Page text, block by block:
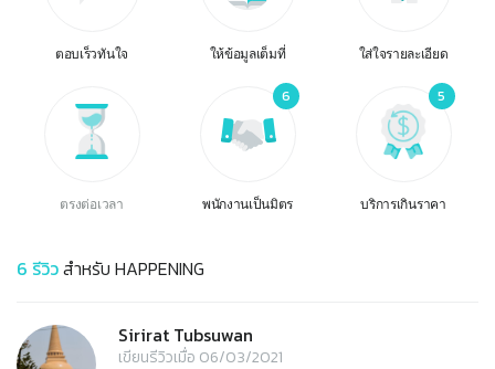
ตอบเร็วทันใจ ให้ข้อมูลเต็มที่ ใส่ใจรายละเอียด
ตรงต่อเวลา
6
พนักงานเป็นมิตร
5
บริการเกินราคา
6 รีวิวสำหรับ HAPPENING
Sirirat Tubsuwan
เขียนรีวิวเมื่อ 06/03/2021